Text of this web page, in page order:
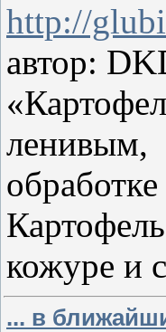
http://
автор:
ленивым,
кожуре и
... в